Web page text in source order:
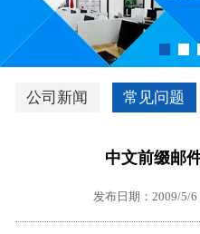
公司新闻 常见问题
中文前缀邮
发布日期：2009/